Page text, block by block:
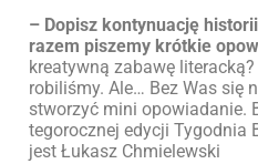
– Dopisz kontynuację
razem piszemy krótkie
kreatywną zabawę literacką?
robiliśmy. Ale… Bez Was się
stworzyć mini opowiadanie.
tegorocznej edycji Tygodnia
jest Łukasz Chmielewski